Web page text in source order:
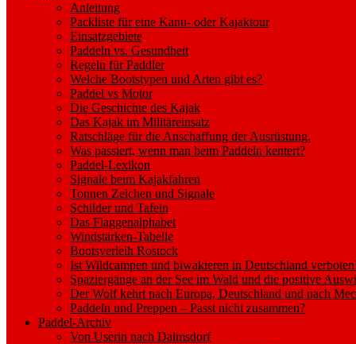
Anleitung
Packliste für eine Kanu- oder Kajaktour
Einsatzgebiete
Paddeln vs. Gesundheit
Regeln für Paddler
Welche Bootstypen und Arten gibt es?
Paddel vs Motor
Die Geschichte des Kajak
Das Kajak im Militäreinsatz
Ratschläge für die Anschaffung der Ausrüstung.
Was passiert, wenn man beim Paddeln kentert?
Paddel-Lexikon
Signale beim Kajakfahren
Tonnen Zeichen und Signale
Schilder und Tafeln
Das Flaggenalphabet
Windstärken-Tabelle
Bootsverleih Rostock
Ist Wildcampen und biwakieren in Deutschland
Spaziergänge an der See im Wald und die positive
Der Wolf kehrt nach Europa, Deutschland und nach
Paddeln und Preppen – Passt nicht zusammen?
Paddel-Archiv
Von Userin nach Dalmsdorf